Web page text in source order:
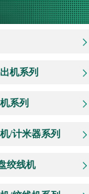
机系列
系列
/计米器系列
绞线机